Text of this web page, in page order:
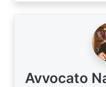
Avvocato